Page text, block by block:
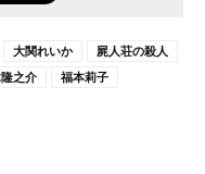
大関れいか
屍人荘の殺人
之介
福本莉子